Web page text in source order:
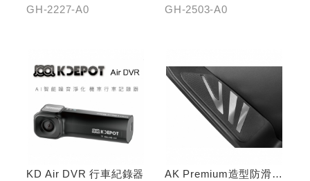
GH-2227-A0
車紀錄器
GH-2503-A0
KD Air DVR 行車紀錄器
AK Premium造型防滑踏